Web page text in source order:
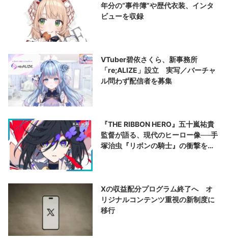
年分の“事件簿”や歴代衣装、インタ
ビューを収録
VTuber碧依さくら、新事務所
「re;ALIZE」設立 実写／バーチャ
ル問わず配信者を募集
『THE RIBBON HERO』五十嵐祐貴
監督が語る、現代のヒーロー像──手
塚治虫『リボンの騎士』の衝撃を再
Xの収益配分プログラム終了へ オ
リジナルコンテンツ重視の新制度に
移行